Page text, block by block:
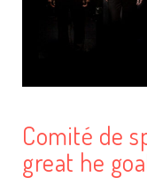
Comité de
great he